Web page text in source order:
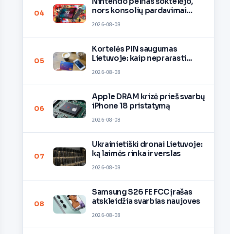
04
nors konsolių pardavimai
2026-08-08
05
Kortelės PIN saugumas
Lietuvoje: kaip neprarasti
2026-08-08
06
Apple DRAM krizė prieš svarbų
iPhone 18 pristatymą
2026-08-08
07
Ukrainietiški dronai Lietuvoje:
ką laimės rinka ir verslas
2026-08-08
08
Samsung S26 FE FCC įrašas
atskleidžia svarbias naujoves
2026-08-08